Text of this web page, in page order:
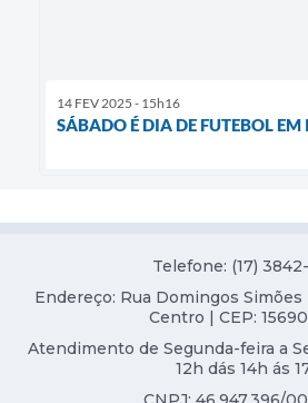
14 FEV 2025 - 15h16
SÁBADO É DIA DE FUTEBOL
Telefone: (17)
Endereço: Rua Domingos Simões
Centro | CEP:
Atendimento de Segunda-feira a
12h dás 14h ás